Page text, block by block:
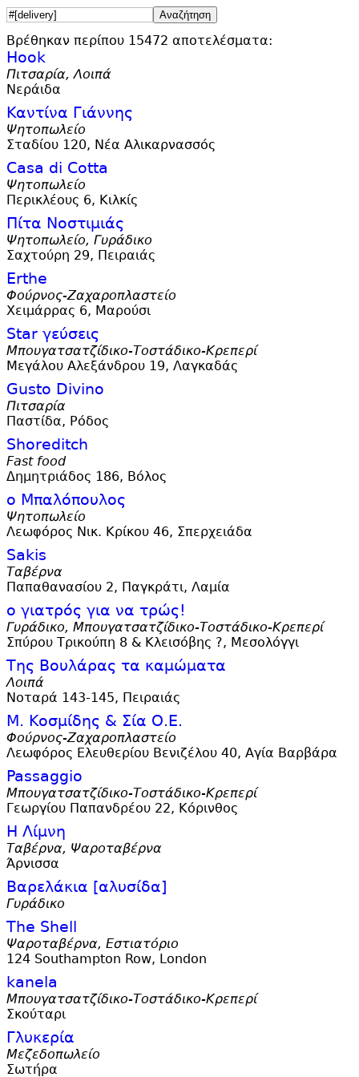
Βρέθηκαν περίπου 15472 αποτελέσματα:
Hook
Πιτσαρία, Λοιπά
Νεράιδα
Καντίνα Γιάννης
Ψητοπωλείο
Σταδίου 120, Νέα Αλικαρνασσός
Casa di Cotta
Ψητοπωλείο
Περικλέους 6, Κιλκίς
Πίτα Νοστιμιάς
Ψητοπωλείο, Γυράδικο
Σαχτούρη 29, Πειραιάς
Erthe
Φούρνος-Ζαχαροπλαστείο
Χειμάρρας 6, Μαρούσι
Star γεύσεις
Μπουγατσατζίδικο-Τοστάδικο-Κρεπερί
Μεγάλου Αλεξάνδρου 19, Λαγκαδάς
Gusto Divino
Πιτσαρία
Παστίδα, Ρόδος
Shoreditch
Fast food
Δημητριάδος 186, Βόλος
ο Μπαλόπουλος
Ψητοπωλείο
Λεωφόρος Νικ. Κρίκου 46, Σπερχειάδα
Sakis
Ταβέρνα
Παπαθανασίου 2, Παγκράτι, Λαμία
ο γιατρός για να τρώς!
Γυράδικο, Μπουγατσατζίδικο-Τοστάδικο-Κρεπερί
Σπύρου Τρικούπη 8 & Κλεισόβης ?, Μεσολόγγι
Της Βουλάρας τα καμώματα
Λοιπά
Νοταρά 143-145, Πειραιάς
Μ. Κοσμίδης & Σία Ο.Ε.
Φούρνος-Ζαχαροπλαστείο
Λεωφόρος Ελευθερίου Βενιζέλου 40, Αγία Βαρβάρα
Passaggio
Μπουγατσατζίδικο-Τοστάδικο-Κρεπερί
Γεωργίου Παπανδρέου 22, Κόρινθος
Η Λίμνη
Ταβέρνα, Ψαροταβέρνα
Άρνισσα
Βαρελάκια [αλυσίδα]
Γυράδικο
The Shell
Ψαροταβέρνα, Εστιατόριο
124 Southampton Row, London
kanela
Μπουγατσατζίδικο-Τοστάδικο-Κρεπερί
Σκούταρι
Γλυκερία
Μεζεδοπωλείο
Σωτήρα